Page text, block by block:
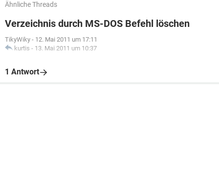
Ähnliche Threads
Verzeichnis durch MS-DOS Befehl löschen
TikyWiky - 12. Mai 2011 um 17:11
kurtis - 13. Mai 2011 um 10:37
1 Antwort